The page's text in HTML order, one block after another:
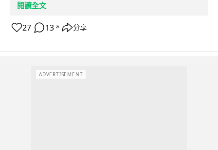
閱讀全文
27 13 ↗ 分享
ADVERTISEMENT